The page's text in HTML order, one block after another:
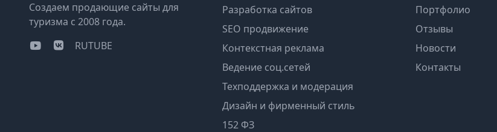
Создаем продающие сайты для
туризма с 2008 года.
RUTUBE
Разработка сайтов
SEO продвижение
Контекстная реклама
Ведение соц.сетей
Техподдержка и модерация
Дизайн и фирменный стиль
152 ФЗ
Портфолио
Отзывы
Новости
Контакты